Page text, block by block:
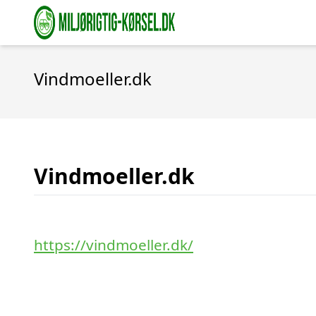
Vindmoeller.dk
Vindmoeller.dk
https://vindmoeller.dk/